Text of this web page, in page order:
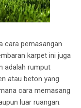
cara pemasangan
karpet ini juga
adalah rumput
atau beton yang
cara memasang
luar ruangan.